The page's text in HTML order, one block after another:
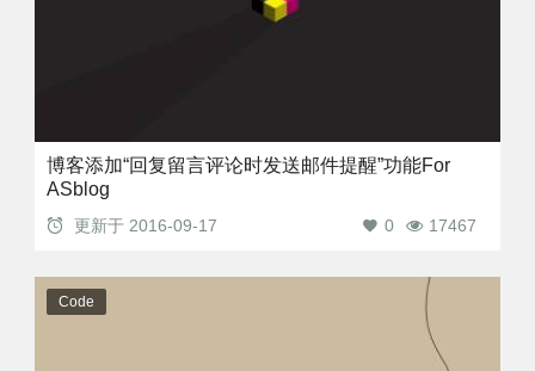
博客添加“回复留言评论时发送邮件提醒”功能For
ASblog
更新于 2016-09-17 17467
0
Code